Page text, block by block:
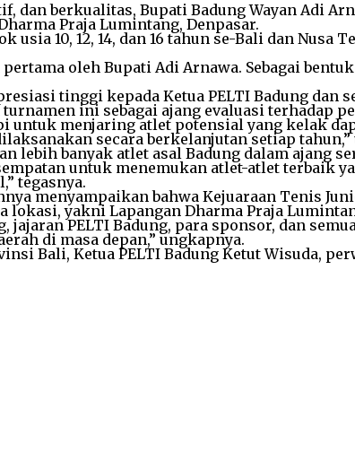
dan berkualitas, Bupati Badung Wayan Adi
Praja Lumintang, Denpasar.
10, 12, 14, dan 16 tahun se-Bali dan Nusa
oleh Bupati Adi Arnawa. Sebagai
tinggi kepada Ketua PELTI Badung
ini sebagai ajang evaluasi terhadap
untuk menjaring atlet potensial yang kelak
secara berkelanjutan setiap
lebih banyak atlet asal Badung dalam ajang
untuk menemukan atlet-atlet terbaik
tegasnya.
menyampaikan bahwa Kejuaraan Tenis
yakni Lapangan Dharma Praja
PELTI Badung, para sponsor, dan
di masa depan,” ungkapnya.
Bali, Ketua PELTI Badung Ketut Wisuda,